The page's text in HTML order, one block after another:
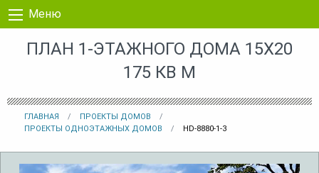
Перейти к контенту
Меню
ПЛАН 1-ЭТАЖНОГО ДОМА 15X20
175 КВ М
ГЛАВНАЯ
ПРОЕКТЫ ДОМОВ
ПРОЕКТЫ ОДНОЭТАЖНЫХ ДОМОВ
HD-8880-1-3